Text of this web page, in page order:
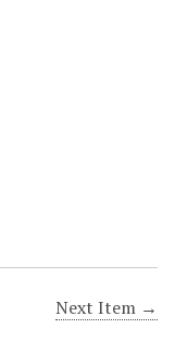
Next Item →